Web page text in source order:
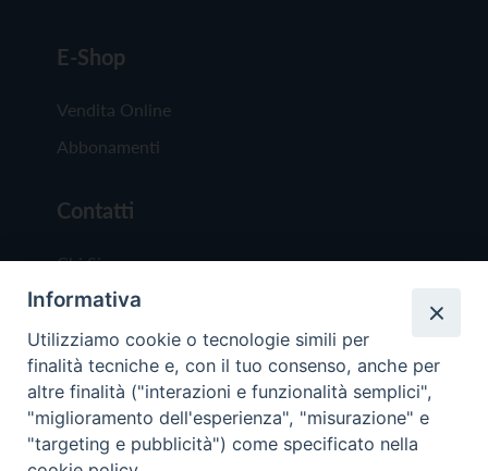
E-Shop
Vendita Online
Abbonamenti
Contatti
Chi Siamo
Redazione
Scrivici
Informativa
Utilizziamo cookie o tecnologie simili per
finalità tecniche e, con il tuo consenso, anche per
altre finalità ("interazioni e funzionalità semplici",
"miglioramento dell'esperienza", "misurazione" e
"targeting e pubblicità") come specificato nella